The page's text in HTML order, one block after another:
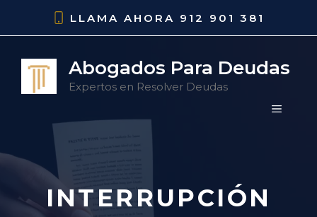
LLAMA AHORA 912 901 381
Abogados Para Deudas
Expertos en Resolver Deudas
MENÚ
INTERRUPCIÓN